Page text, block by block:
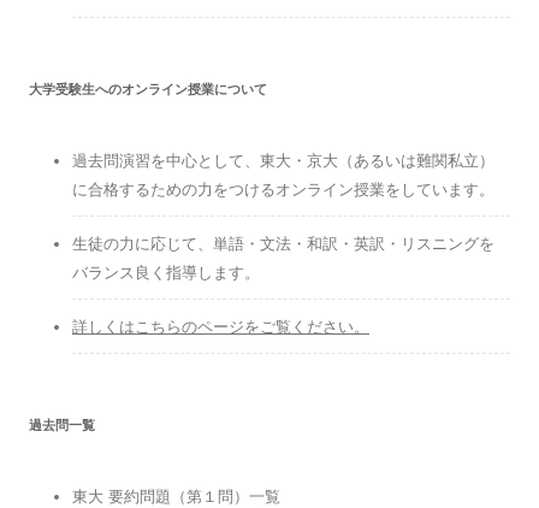
大学受験生へのオンライン授業について
過去問演習を中心として、東大・京大（あるいは難関私立）
に合格するための力をつけるオンライン授業をしています。
生徒の力に応じて、単語・文法・和訳・英訳・リスニングを
バランス良く指導します。
詳しくはこちらのページをご覧ください。
過去問一覧
東大 要約問題（第１問）一覧